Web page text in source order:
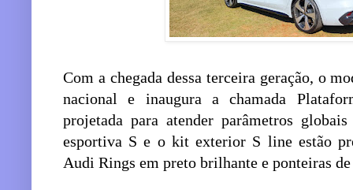
Com a chegada dessa terceira geração, o
nacional e inaugura a chamada
projetada para atender parâmetros
esportiva S e o kit exterior S line estão
Audi Rings em preto brilhante e ponteiras de